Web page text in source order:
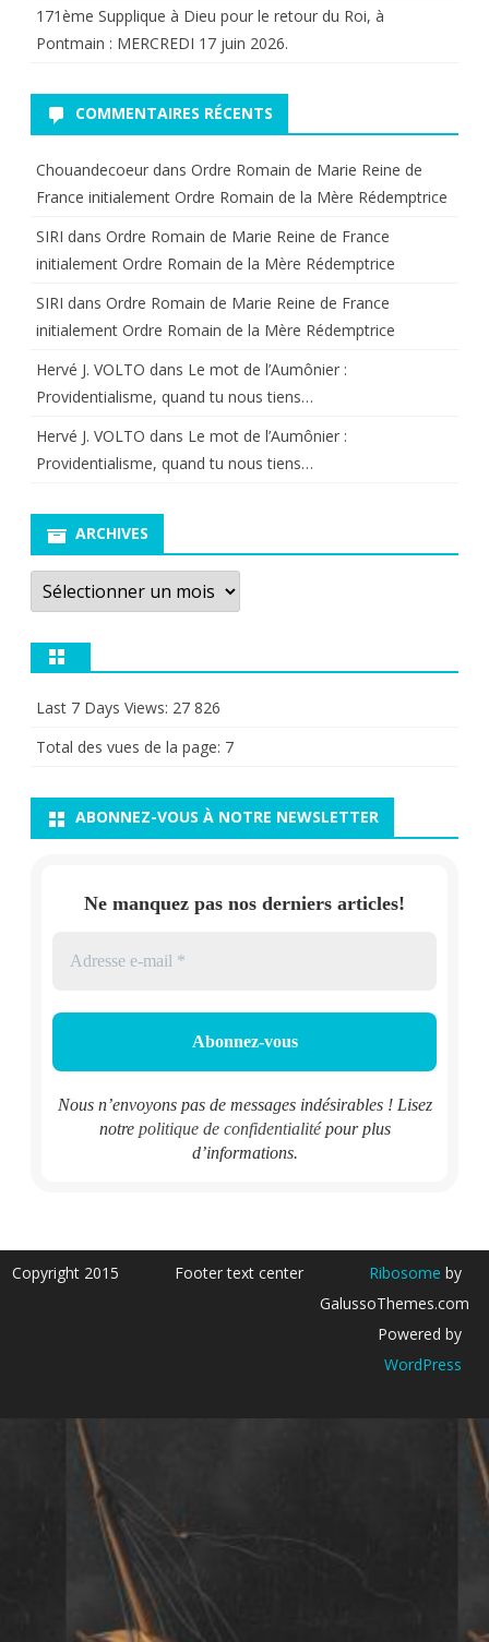
171ème Supplique à Dieu pour le retour du Roi, à
Pontmain : MERCREDI 17 juin 2026.
COMMENTAIRES RÉCENTS
Chouandecoeur dans Ordre Romain de Marie Reine de
France initialement Ordre Romain de la Mère Rédemptrice
SIRI dans Ordre Romain de Marie Reine de France
initialement Ordre Romain de la Mère Rédemptrice
SIRI dans Ordre Romain de Marie Reine de France
initialement Ordre Romain de la Mère Rédemptrice
Hervé J. VOLTO dans Le mot de l’Aumônier :
Providentialisme, quand tu nous tiens…
Hervé J. VOLTO dans Le mot de l’Aumônier :
Providentialisme, quand tu nous tiens…
ARCHIVES
Archives
Last 7 Days Views: 27 826
Total des vues de la page: 7
ABONNEZ-VOUS À NOTRE NEWSLETTER
Ne manquez pas nos derniers articles!
Nous n’envoyons pas de messages indésirables ! Lisez
notre politique de confidentialitépour plus
d’informations.
Copyright 2015 Footer text center Ribosome by
GalussoThemes.com
Powered by
WordPress